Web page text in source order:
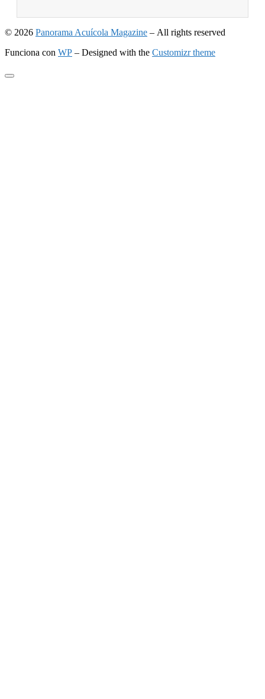
© 2026 Panorama Acuícola Magazine – All rights reserved
Funciona con WP – Designed with the Customizr theme